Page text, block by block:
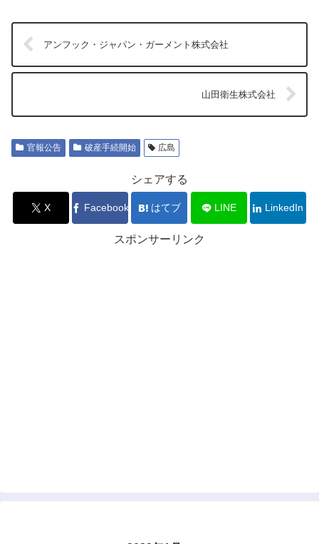
アンフック・ジャパン・ガーメント株式会社
山田衛生株式会社
官報公告 破産手続開始 広島
シェアする
X Facebook はてブ LINE LinkedIn
スポンサーリンク